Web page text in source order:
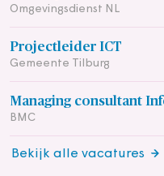
Omgevingsdienst NL
Projectleider ICT
Gemeente Tilburg
Managing consultant
BMC
Bekijk alle vacatures